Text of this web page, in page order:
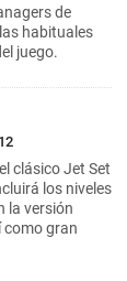
de
habituales
juego.
clásico Jet Set
los niveles
la versión
como gran